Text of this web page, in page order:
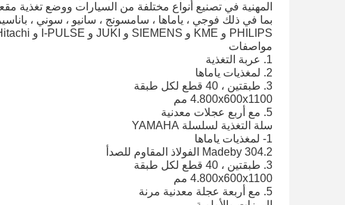
المهنية في تصنيع أنواع مختلفة من السيارات ووضع تغذية
بما في ذلك فوجي ، ياماها ، سامسونج ، سانيو ، سوني ،
PHILIPS و KME و SIEMENS و JUKI و I-PULSE و Hitachi و CASIO إلخ.
مواصفات
1. عربة التغذية
2. لمغذيات ياماها
3. طبقتين ، 40 قطع لكل طبقة
4.800x600x1100 مم
5. مع أربع عجلات معدنية
سلة التغذية لسلسلة YAMAHA
1- لمغذيات ياماها
2.Madeby 304 الفولاذ المقاوم للصدأ
3. طبقتين ، 40 قطع لكل طبقة
4.800x600x1100 مم
5. مع أربعة عجلة معدنية مرنة